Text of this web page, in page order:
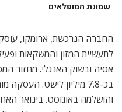
שמונת המופלאים
החברה הנרכשת, ארומקו,
לתעשיית המזון והמשקאות
בכ-7.8 מיליון לישט.
והושלמה באוגוסט. בינואר